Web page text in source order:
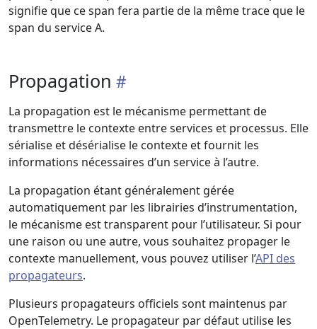
signifie que ce span fera partie de la même trace que le
span du service A.
Propagation
La propagation est le mécanisme permettant de
transmettre le contexte entre services et processus. Elle
sérialise et désérialise le contexte et fournit les
informations nécessaires d’un service à l’autre.
La propagation étant généralement gérée
automatiquement par les librairies d’instrumentation,
le mécanisme est transparent pour l’utilisateur. Si pour
une raison ou une autre, vous souhaitez propager le
contexte manuellement, vous pouvez utiliser l’API des
propagateurs.
Plusieurs propagateurs officiels sont maintenus par
OpenTelemetry. Le propagateur par défaut utilise les